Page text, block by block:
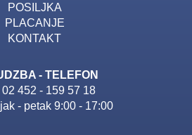
POSILJKA
PLACANJE
KONTAKT
- TELEFON
02 452 - 159 57 18
- petak 9:00 - 17:00